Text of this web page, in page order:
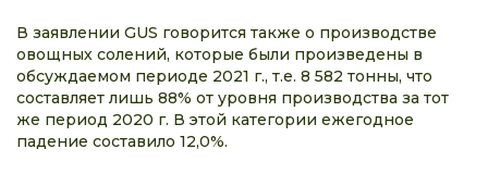
В заявлении GUS говорится также о производстве
овощных солений, которые были произведены в
обсуждаемом периоде 2021 г., т.е. 8 582 тонны, что
составляет лишь 88% от уровня производства за тот
же период 2020 г. В этой категории ежегодное
падение составило 12,0%.